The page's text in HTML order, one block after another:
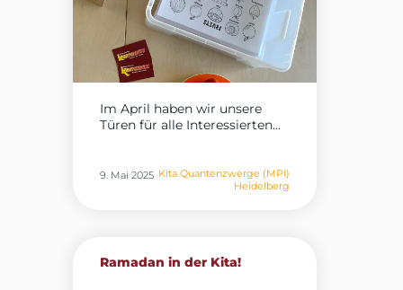
Im April haben wir unsere
Türen für alle Interessierten...
9. Mai 2025 Kita Quantenzwerge (MPI)
Heidelberg
Ramadan in der Kita!